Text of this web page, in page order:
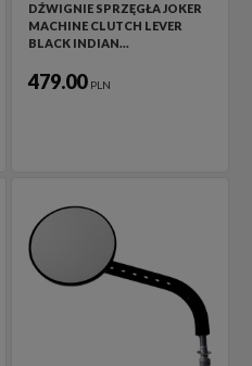
DŹWIGNIE SPRZĘGŁA JOKER
MACHINE CLUTCH LEVER
BLACK INDIAN…
479.00 PLN